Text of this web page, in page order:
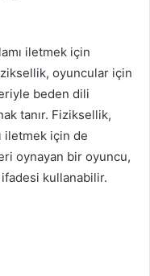
iletmek için
oyuncular için
beden dili
tanır. Fiziksellik,
iletmek için de
oynayan bir oyuncu,
kullanabilir.